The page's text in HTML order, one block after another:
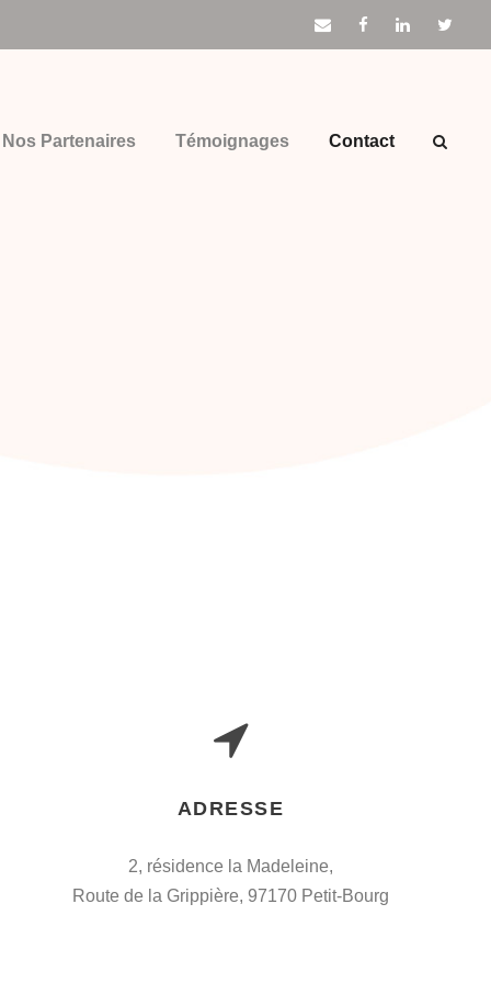
Nos Partenaires Témoignages Contact
ADRESSE
2, résidence la Madeleine,
Route de la Grippière, 97170 Petit-Bourg